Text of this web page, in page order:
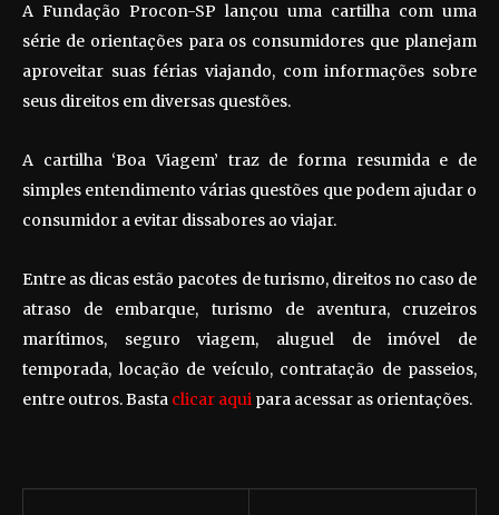
A Fundação Procon-SP lançou uma cartilha com uma
série de orientações para os consumidores que planejam
aproveitar suas férias viajando, com informações sobre
seus direitos em diversas questões.
A cartilha ‘Boa Viagem’ traz de forma resumida e de
simples entendimento várias questões que podem ajudar o
consumidor a evitar dissabores ao viajar.
Entre as dicas estão pacotes de turismo, direitos no caso de
atraso de embarque, turismo de aventura, cruzeiros
marítimos, seguro viagem, aluguel de imóvel de
temporada, locação de veículo, contratação de passeios,
entre outros. Basta clicar aqui para acessar as orientações.